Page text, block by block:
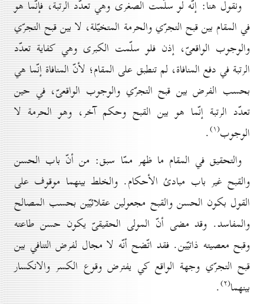
ونقول هنا: إنّه لو سلّمت الصغرى وهي تعدّد الرتبة، فإنّما هو
في المقام بين قبح التجرّي والحرمة المتخيّلة، لا بين قبح التجرّي
والوجوب الواقعىّ، إذن فلو سلّمت الكبرى وهي كفاية تعدّد
الرتبة في دفع المنافاة، لم تنطبق على المقام؛ لأنّ المنافاة إنّما هي
بحسب الفرض بين قبح التجرّي والوجوب الواقعىّ، في حين
تعدّد الرتبة إنّما هو بين القبح وحكم آخر، وهو الحرمة لا
الوجوب(۱) .
والتحقيق في المقام ما ظهر ممّا سبق: من أنّ باب الحسن
والقبح غير باب مبادئ الأحكام. والخلط بينهما موقوف على
القول بكون الحسن والقبح مجعولين عقلائيّين بحسب المصالح
والمفاسد. وقد مضى أنّ المولى الحقيقىّ يكون حسن طاعته
وقبح معصيته ذاتيّين. فقد اتّضح أنّه لا مجال لفرض التنافي بين
قبح التجرّي وجهة الواقع كي يفترض وقوع الكسر والانكسار
بينهما(۲) .